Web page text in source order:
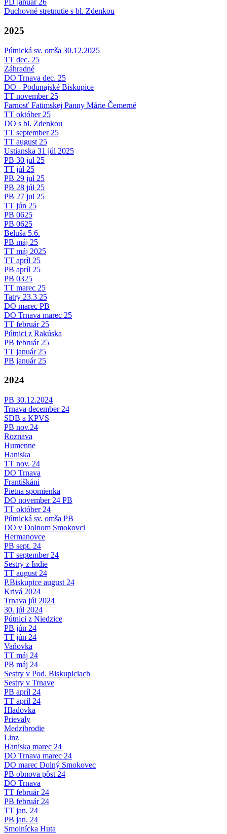
PD január 26
Duchovné stretnutie s bl. Zdenkou
2025
Pútnická sv. omša 30.12.2025
TT dec. 25
Záhradné
DO Trnava dec. 25
DO - Podunajské Biskupice
TT november 25
Farnosť Fatimskej Panny Márie Čemerné
TT október 25
DO s bl. Zdenkou
TT september 25
TT august 25
Ustianska 31 júl 2025
PB 30 jul 25
TT júl 25
PB 29 jul 25
PB 28 júl 25
PB 27 jul 25
TT jún 25
PB 0625
PB 0625
Beluša 5.6.
PB máj 25
TT máj 2025
TT apríl 25
PB apríl 25
PB 0325
TT marec 25
Tatry 23.3.25
DO marec PB
DO Trnava marec 25
TT február 25
Pútnici z Rakúska
PB február 25
TT január 25
PB január 25
2024
PB 30.12.2024
Trnava december 24
SDB a KPVS
PB nov.24
Roznava
Humenne
Haniska
TT nov. 24
DO Trnava
Františkáni
Pietna spomienka
DO november 24 PB
TT október 24
Pútnická sv. omša PB
DO v Dolnom Smokovci
Hermanovce
PB sept. 24
TT september 24
Sestry z Indie
TT august 24
P.Biskupice august 24
Krivá 2024
Trnava júl 2024
30. júl 2024
Pútnici z Niedzice
PB jún 24
TT jún 24
Vaňovka
TT máj 24
PB máj 24
Sestry v Pod. Biskupiciach
Sestry v Trnave
PB apríl 24
TT apríl 24
Hladovka
Prievaly
Medzibrodie
Linz
Haniska marec 24
DO Trnava marec 24
DO marec Dolný Smokovec
PB obnova pôst 24
DO Trnava
TT február 24
PB február 24
TT jan. 24
PB jan. 24
Smolnícka Huta